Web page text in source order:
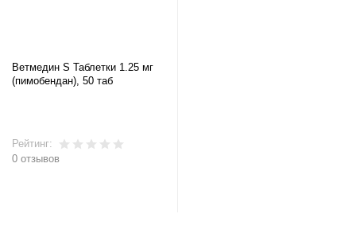
Ветмедин S Таблетки 1.25 мг
(пимобендан), 50 таб
Рейтинг:
0 отзывов